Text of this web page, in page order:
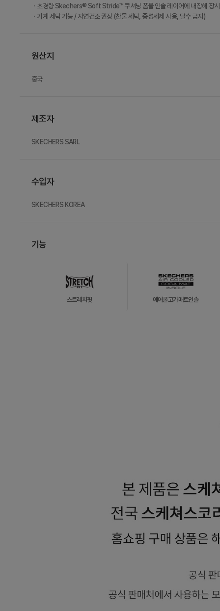
ㆍ초경량 Skechers® Soft Stride™ 쿠셔닝 폼을 인솔 레이어에 내장해 장
ㆍ기계 세탁 가능 / 자연건조 권장 (찬물 세탁, 중성세제 사용, 탈수 금지)
원산지
중국
제조자
SKECHERS SARL
수입자
SKECHERS KOREA
기능
스트레치핏 에어쿨고가매트인솔